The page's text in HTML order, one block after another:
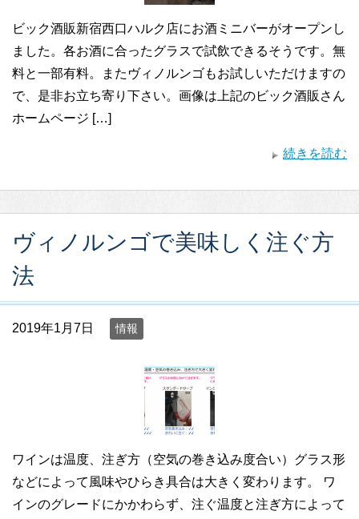
ビック酒販新宿西口ハルク店にお酒ミニバーがオープンし
ました。各お酒に合ったグラスで試飲できるそうです。無
料と一部有料。またヴィノルンゴもお試しいただけますの
で、是非お立ち寄り下さい。画像は上記のビック酒販さん
ホームページ […]
続きを読む
ヴィノルンゴで美味しく注ぐ方
法
2019年1月7日 情報
ワインは温度、注ぎ方（空気の巻き込み度合い）グラス形
などによって風味やひらき具合は大きく変わります。 ワ
インのグレードにかかわらず、注ぐ温度と注ぎ方によって